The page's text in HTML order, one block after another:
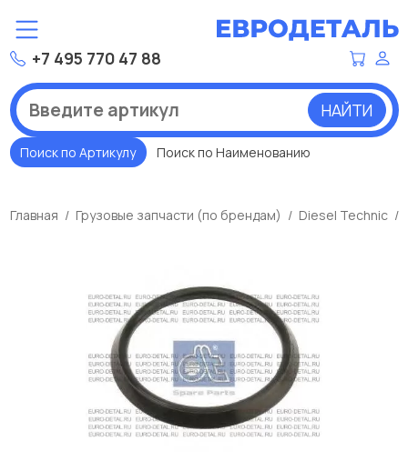
+7 495 770 47 88
НАЙТИ
Поиск по Артикулу Поиск по Наименованию
Главная Грузовые запчасти (по брендам) Diesel Technic